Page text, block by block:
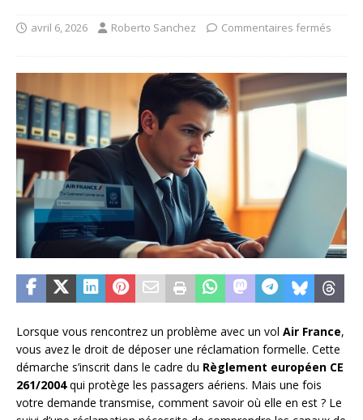
avril 6, 2026 Roberto Sanchez Commentaires fermés
Lorsque vous rencontrez un problème avec un vol Air France,
vous avez le droit de déposer une réclamation formelle. Cette
démarche s’inscrit dans le cadre du Règlement européen CE
261/2004qui protège les passagers aériens. Mais une fois
votre demande transmise, comment savoir où elle en est ? Le